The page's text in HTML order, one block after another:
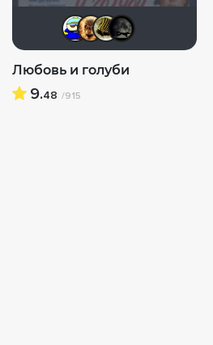
Любовь и голуби
9.48 /915